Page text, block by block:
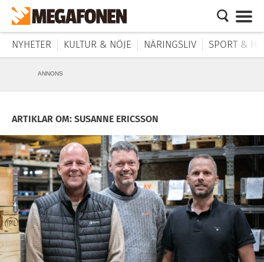
NYHETER KULTUR & NÖJE NÄRINGSLIV SPORT &
ANNONS
ARTIKLAR OM: SUSANNE ERICSSON